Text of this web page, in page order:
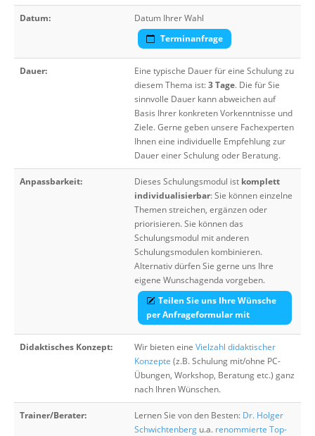
Datum:
Datum Ihrer Wahl
Terminanfrage
Dauer:
Eine typische Dauer für eine Schulung zu
diesem Thema ist:3 Tage. Die für Sie
sinnvolle Dauer kann abweichen auf
Basis Ihrer konkreten Vorkenntnisse und
Ziele. Gerne geben unsere Fachexperten
Ihnen eine individuelle Empfehlung zur
Dauer einer Schulung oder Beratung.
Anpassbarkeit: Dieses Schulungsmodul ist komplett
individualisierbar: Sie können einzelne
Themen streichen, ergänzen oder
priorisieren. Sie können das
Schulungsmodul mit anderen
Schulungsmodulen kombinieren.
Alternativ dürfen Sie gerne uns Ihre
eigene Wunschagenda vorgeben.
Teilen Sie uns Ihre Wünsche
per Anfrageformular mit
Didaktisches Konzept: Wir bieten eine Vielzahl didaktischer
Konzepte (z.B. Schulung mit/ohne PC-
Übungen, Workshop, Beratung etc.) ganz
nach Ihren Wünschen.
Trainer/Berater: Lernen Sie von den Besten: Dr. Holger
Schwichtenberg u.a. renommierte Top-